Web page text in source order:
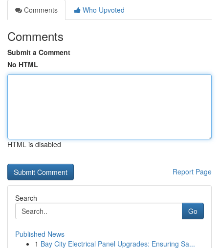
Comments
Who Upvoted
Comments
Submit a Comment
No HTML
HTML is disabled
Report Page
Search
Go
Published News
1 Bay City Electrical Panel Upgrades: Ensuring Sa...